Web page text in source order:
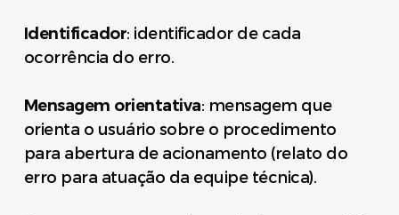
Identificador: identificador de cada
ocorrência do erro.
Mensagem orientativa: mensagem que
orienta o usuário sobre o procedimento
para abertura de acionamento (relato do
erro para atuação da equipe técnica).